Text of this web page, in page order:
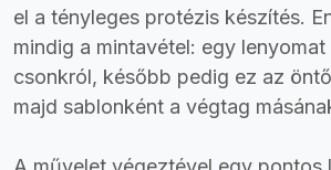
el a tényleges protézis készítés.
mindig a mintavétel: egy lenyomat
csonkról, később pedig ez az
majd sablonként a végtag